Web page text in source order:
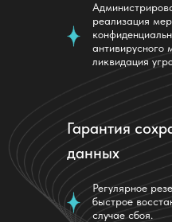
Гарантия
данных
реализация
антивирусного
ликвидация
Регулярное
быстрое
случае сбоя.